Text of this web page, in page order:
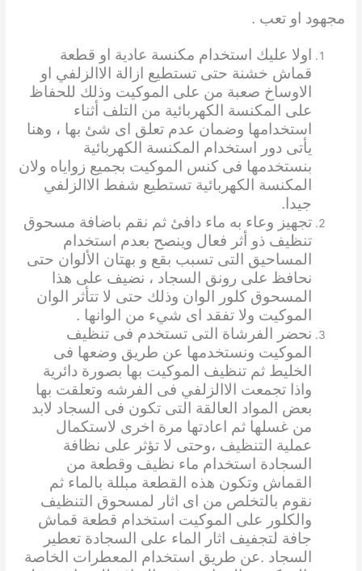
مجهود او تعب .
اولا عليك استخدام مكنسة عادية او قطعة
قماش خشنة حتى تستطيع ازالة الاالزلفي او
الاوساخ صعبة من على الموكيت وذلك للحفاظ
على المكنسة الكهربائية من التلف أثناء
استخدامها وضمان عدم تعلق اى شئ بها ، وهنا
يأتى دور استخدام المكنسة الكهربائية
بنستخدمها فى كنس الموكيت بجميع زواياه ولان
المكنسة الكهربائية تستطيع شفط الاالزلفي
جيدا.
تجهيز وعاء به ماء دافئ ثم نقم باضافة مسحوق
تنظيف ذو أثر فعال وينصح بعدم استخدام
المساحيق التى تسبب بقع و بهتان الألوان حتى
نحافظ على رونق السجاد ، نضيف على هذا
المسحوق كلور الوان وذلك حتى لا تتأثر الوان
الموكيت ولا تفقد اى شيء من الوانها .
نحضر الفرشاة التى تستخدم فى تنظيف
الموكيت ونستخدمها عن طريق وضعها فى
الخليط ثم تنظيف الموكيت بها بصورة دائرية
واذا تجمعت الاالزلفي فى الفرشه وتعلقت بها
بعض المواد العالقة التى تكون فى السجاد لابد
من غسلها ثم اعادتها مرة اخرى لاستكمال
عملية التنظيف ،وحتى لا تؤثر على نظافة
السجادة استخدام ماء نظيف وقطعة من
القماش وتكون هذه القطعة مبللة بالماء ثم
نقوم بالتخلص من اى اثار لمسحوق التنظيف
والكلور على الموكيت استخدام قطعة قماش
جافة لتجفيف اثار الماء على السجادة تعطير
السجاد .عن طريق استخدام المعطرات الخاصة